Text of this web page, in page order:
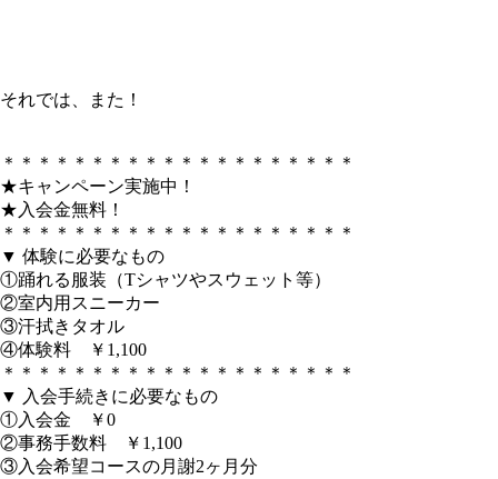
それでは、また！
＊＊＊＊＊＊＊＊＊＊＊＊＊＊＊＊＊＊＊＊
★キャンペーン実施中！
★入会金無料！
＊＊＊＊＊＊＊＊＊＊＊＊＊＊＊＊＊＊＊＊
▼ 体験に必要なもの
①踊れる服装（Tシャツやスウェット等）
②室内用スニーカー
③汗拭きタオル
④体験料 ￥1,100
＊＊＊＊＊＊＊＊＊＊＊＊＊＊＊＊＊＊＊＊
▼ 入会手続きに必要なもの
①入会金 ￥0
②事務手数料 ￥1,100
③入会希望コースの月謝2ヶ月分